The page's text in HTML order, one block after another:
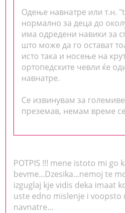
Одење навнатре или т.н.
нормално за деца до
има одредени навики за
што може да го остават
исто така и носење на
ортопедските чевли ќе
навнатре.
Се извинувам за
преземав, немам време
POTPIS !!! mene istoto mi go
bevme...Dzesika...nemoj te
izguglaj kje vidis deka imaat
uste edno mislenje i voopsto
navnatre...